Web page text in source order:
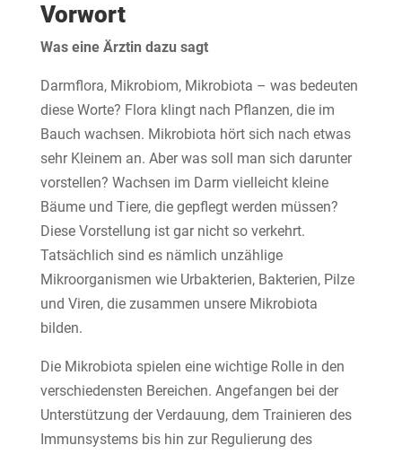
Vorwort
Was eine Ärztin dazu sagt
Darmflora, Mikrobiom, Mikrobiota – was bedeuten
diese Worte? Flora klingt nach Pflanzen, die im
Bauch wachsen. Mikrobiota hört sich nach etwas
sehr Kleinem an. Aber was soll man sich darunter
vorstellen? Wachsen im Darm vielleicht kleine
Bäume und Tiere, die gepflegt werden müssen?
Diese Vorstellung ist gar nicht so verkehrt.
Tatsächlich sind es nämlich unzählige
Mikroorganismen wie Urbakterien, Bakterien, Pilze
und Viren, die zusammen unsere Mikrobiota
bilden.
Die Mikrobiota spielen eine wichtige Rolle in den
verschiedensten Bereichen. Angefangen bei der
Unterstützung der Verdauung, dem Trainieren des
Immunsystems bis hin zur Regulierung des